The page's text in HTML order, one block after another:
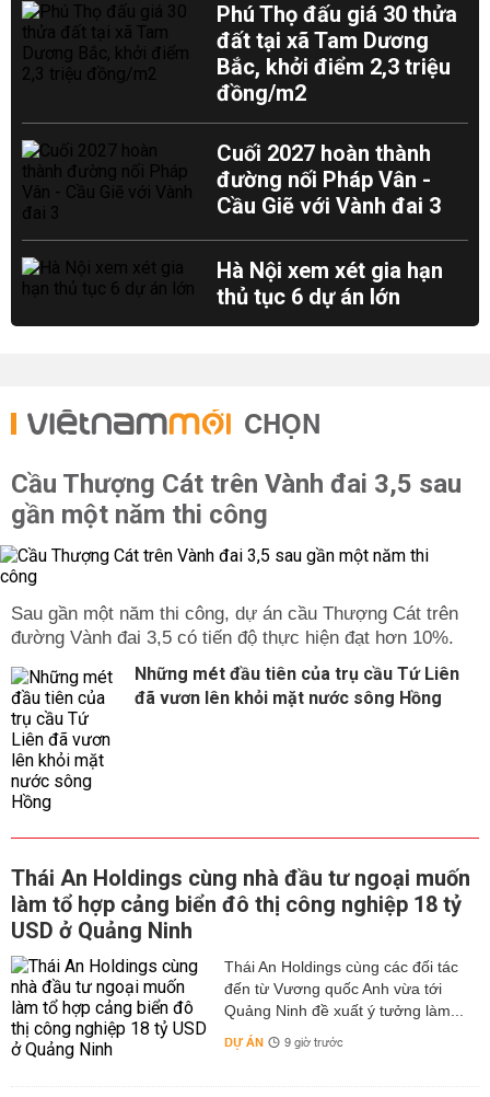
Phú Thọ đấu giá 30 thửa
đất tại xã Tam Dương
Bắc, khởi điểm 2,3 triệu
đồng/m2
Cuối 2027 hoàn thành
đường nối Pháp Vân -
Cầu Giẽ với Vành đai 3
Hà Nội xem xét gia hạn
thủ tục 6 dự án lớn
CHỌN
Cầu Thượng Cát trên Vành đai 3,5 sau
gần một năm thi công
Sau gần một năm thi công, dự án cầu Thượng Cát trên
đường Vành đai 3,5 có tiến độ thực hiện đạt hơn 10%.
Những mét đầu tiên của trụ cầu Tứ Liên
đã vươn lên khỏi mặt nước sông Hồng
Thái An Holdings cùng nhà đầu tư ngoại muốn
làm tổ hợp cảng biển đô thị công nghiệp 18 tỷ
USD ở Quảng Ninh
Thái An Holdings cùng các đối tác
đến từ Vương quốc Anh vừa tới
Quảng Ninh đề xuất ý tưởng làm...
DỰ ÁN 9 giờ trước